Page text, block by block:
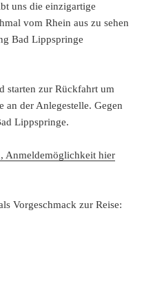
uns die einzigartige
vom Rhein aus zu sehen
Bad Lippspringe
starten zur Rückfahrt um
an der Anlegestelle. Gegen
Lippspringe.
Anmeldemöglichkeit hier
Vorgeschmack zur Reise: